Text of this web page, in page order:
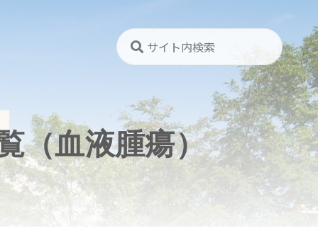
（血液腫瘍）